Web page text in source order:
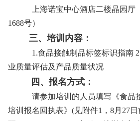
上海诺宝中心酒店二楼晶园厅（
1688号）
三、培训内容：
1.食品接触制品标签标识指南 2.
业质量评估及产品质量状况
四、报名方式：
请参加培训的人员填写《食品接
培训报名回执表》(见附件1，8月27